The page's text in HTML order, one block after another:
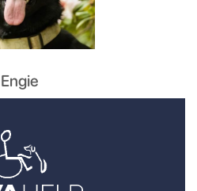
Engie